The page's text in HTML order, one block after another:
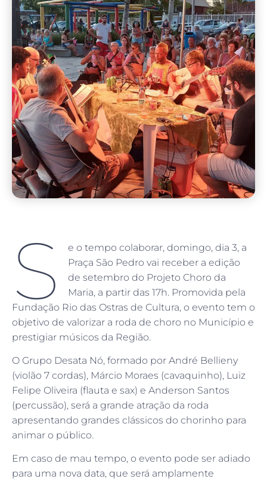
S
e o tempo colaborar, domingo, dia 3, a
Praça São Pedro vai receber a edição
de setembro do Projeto Choro da
Maria, a partir das 17h. Promovida pela
Fundação Rio das Ostras de Cultura, o evento tem o
objetivo de valorizar a roda de choro no Município e
prestigiar músicos da Região.
O Grupo Desata Nó, formado por André Bellieny
(violão 7 cordas), Márcio Moraes (cavaquinho), Luiz
Felipe Oliveira (flauta e sax) e Anderson Santos
(percussão), será a grande atração da roda
apresentando grandes clássicos do chorinho para
animar o público.
Em caso de mau tempo, o evento pode ser adiado
para uma nova data, que será amplamente